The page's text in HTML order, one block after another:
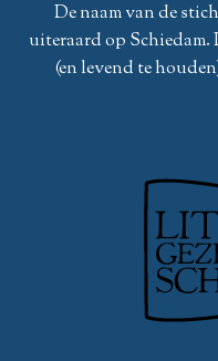
De naam van de
uiteraard op Schiedam.
(en levend te